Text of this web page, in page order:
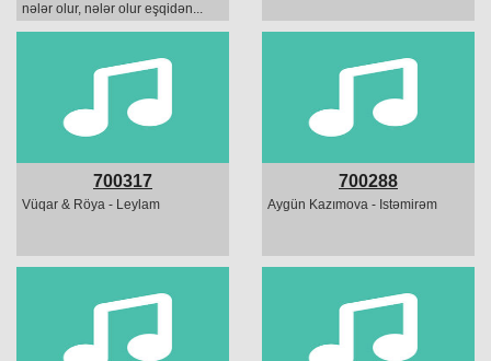
nələr olur, nələr olur eşqidən...
700317
Vüqar & Röya - Leylam
700288
Aygün Kazımova - Istəmirəm